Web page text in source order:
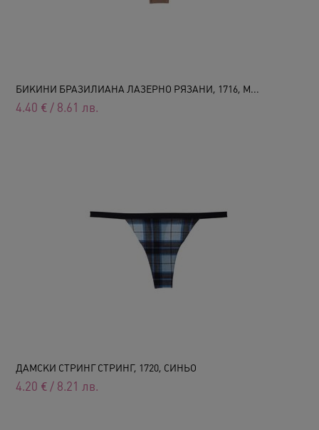
БИКИНИ БРАЗИЛИАНА ЛАЗЕРНО РЯЗАНИ, 1716, М...
4.40 € / 8.61 лв.
ДАМСКИ СТРИНГ СТРИНГ, 1720, СИНЬО
4.20 € / 8.21 лв.